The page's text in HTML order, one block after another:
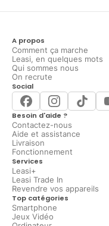
A propos
Comment ça marche
Leasi, en quelques mots
Qui sommes nous
On recrute
Social
Besoin d'aide ?
Contactez-nous
Aide et assistance
Livraison
Fonctionnement
Services
Leasi+
Leasi Trade In
Revendre vos appareils
Top catégories
Smartphone
Jeux Vidéo